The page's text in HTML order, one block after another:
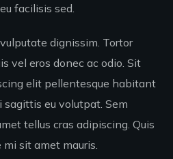
facilisis sed.
dignissim. Tortor
vel eros donec ac odio. Sit
elit pellentesque habitant
sagittis eu volutpat. Sem
tellus cras adipiscing. Quis
sit amet mauris.